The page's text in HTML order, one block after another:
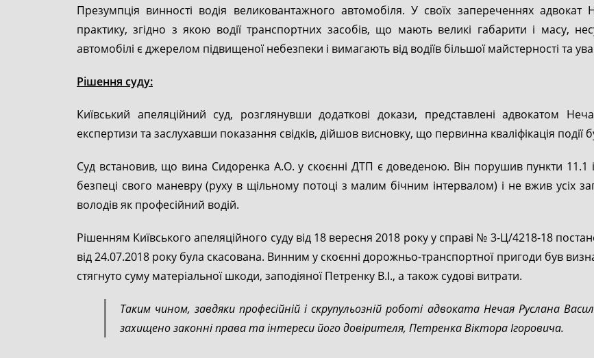
Презумпція винності водія великовантажного автомобіля. У своїх запереченнях
практику, згідно з якою водії транспортних засобів, що мають великі габарити і масу,
автомобілі є джерелом підвищеної небезпеки і вимагають від водіїв більшої майстерності та
Рішення суду:
Київський апеляційний суд, розглянувши додаткові докази, представлені адвокатом
експертизи та заслухавши показання свідків, дійшов висновку, що первинна кваліфікація
Суд встановив, що вина Сидоренка А.О. у скоєнні ДТП є доведеною. Він порушив пункти 11.1
безпеці свого маневру (руху в щільному потоці з малим бічним інтервалом) і не вжив усіх
володів як професійний водій.
Рішенням Київського апеляційного суду від 18 вересня 2018 року у справі № 3-Ц/4218-18
від 24.07.2018 року була скасована. Винним у скоєнні дорожньо-транспортної пригоди був
стягнуто суму матеріальної шкоди, заподіяної Петренку В.І., а також судові витрати.
Таким чином, завдяки професійній і скрупульозній роботі адвоката Нечая Руслана
захищено законні права та інтереси його довірителя, Петренка Віктора Ігоровича.